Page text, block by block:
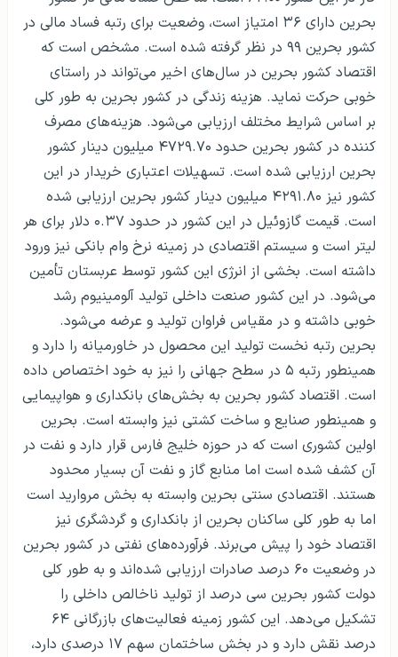
بحرین دارای ۳۶ امتیاز است، وضعیت برای رتبه فساد مالی در
کشور بحرین ۹۹ در نظر گرفته شده است. مشخص است که
اقتصاد کشور بحرین در سال‌های اخیر می‌تواند در راستای
خوبی حرکت نماید. هزینه زندگی در کشور بحرین به طور کلی
بر اساس شرایط مختلف ارزیابی می‌شود. هزینه‌های مصرف
کننده در کشور بحرین حدود ۴۷۲۹.۷۰ میلیون دینار کشور
بحرین ارزیابی شده است. تسهیلات اعتباری خریدار در این
کشور نیز ۴۲۹۱.۸۰ میلیون دینار کشور بحرین ارزیابی شده
است. قیمت گازوئیل در این کشور در حدود ۰.۳۷ دلار برای هر
لیتر است و سیستم اقتصادی در زمینه نرخ وام بانکی نیز ورود
داشته است. بخشی از انرژی این کشور توسط عربستان تأمین
می‌شود. در این کشور صنعت داخلی تولید آلومینیوم رشد
خوبی داشته و در مقیاس فراوان تولید و عرضه می‌شود.
بحرین رتبه نخست تولید این محصول در خاورمیانه را دارد و
همینطور رتبه ۵ در سطح جهانی را نیز به خود اختصاص داده
است. اقتصاد کشور بحرین به بخش‌های بانکداری و هواپیمایی
و همینطور صنایع و ساخت کشتی نیز وابسته است. بحرین
اولین کشوری است که در حوزه خلیج فارس قرار دارد و نفت در
آن کشف شده است اما منابع گاز و نفت آن بسیار محدود
هستند. اقتصادی سنتی بحرین وابسته به بخش مروارید است
اما به طور کلی ساکنان بحرین از بانکداری و گردشگری نیز
اقتصاد خود را پیش می‌برند. فرآورده‌های نفتی در کشور بحرین
در وضعیت ۶۰ درصد صادرات ارزیابی شده‌اند و به طور کلی
دولت کشور بحرین سی درصد از تولید ناخالص داخلی را
تشکیل می‌دهد. این کشور زمینه فعالیت‌های بازرگانی ۶۴
درصد نقش دارد و در بخش ساختمان سهم ۱۷ درصدی دارد،